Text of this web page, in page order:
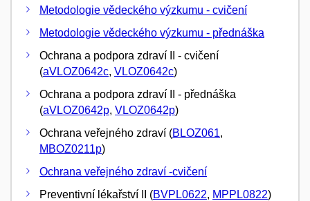
Metodologie vědeckého výzkumu - cvičení
Metodologie vědeckého výzkumu - přednáška
Ochrana a podpora zdraví II - cvičení
(aVLOZ0642c, VLOZ0642c)
Ochrana a podpora zdraví II - přednáška
(aVLOZ0642p, VLOZ0642p)
Ochrana veřejného zdraví (BLOZ061,
MBOZ0211p)
Ochrana veřejného zdraví -cvičení
Preventivní lékařství II (BVPL0622, MPPL0822)